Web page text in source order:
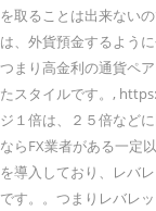
を取ることは出来ない
は、外貨預金するよう
つまり高金利の通貨ペ
たスタイルです。,
ジ１倍は、２５倍など
ならFX業者がある一定
を導入しており、レバ
です。。つまりレバレ